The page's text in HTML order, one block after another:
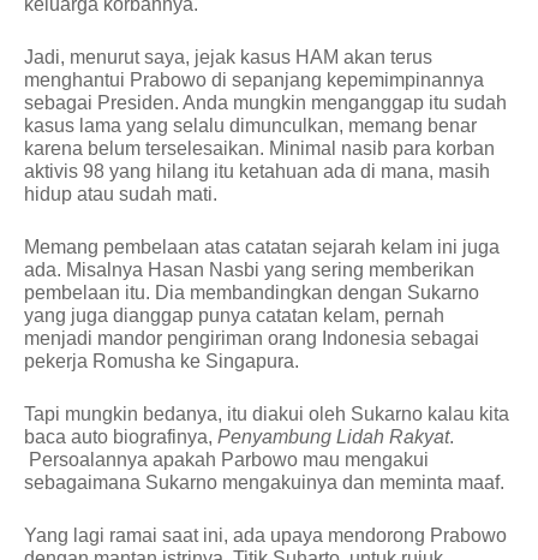
keluarga korbannya.
Jadi, menurut saya, jejak kasus HAM akan terus
menghantui Prabowo di sepanjang kepemimpinannya
sebagai Presiden. Anda mungkin menganggap itu sudah
kasus lama yang selalu dimunculkan, memang benar
karena belum terselesaikan. Minimal nasib para korban
aktivis 98 yang hilang itu ketahuan ada di mana, masih
hidup atau sudah mati.
Memang pembelaan atas catatan sejarah kelam ini juga
ada. Misalnya Hasan Nasbi yang sering memberikan
pembelaan itu. Dia membandingkan dengan Sukarno
yang juga dianggap punya catatan kelam, pernah
menjadi mandor pengiriman orang Indonesia sebagai
pekerja Romusha ke Singapura.
Tapi mungkin bedanya, itu diakui oleh Sukarno kalau kita
baca auto biografinya, Penyambung Lidah Rakyat.
Persoalannya apakah Parbowo mau mengakui
sebagaimana Sukarno mengakuinya dan meminta maaf.
Yang lagi ramai saat ini, ada upaya mendorong Prabowo